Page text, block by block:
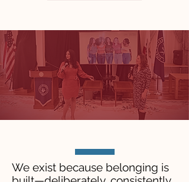
We exist because belonging is